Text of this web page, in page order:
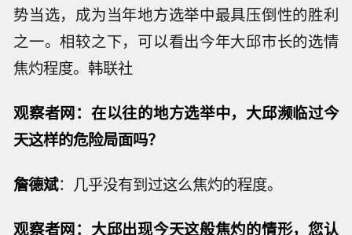
势当选，成为当年地方选举中最具压倒性的胜利
之一。相较之下，可以看出今年大邱市长的选情
焦灼程度。韩联社
观察者网：在以往的地方选举中，大邱濒临过今
天这样的危险局面吗？
詹德斌：几乎没有到过这么焦灼的程度。
观察者网：大邱出现今天这般焦灼的情形，您认